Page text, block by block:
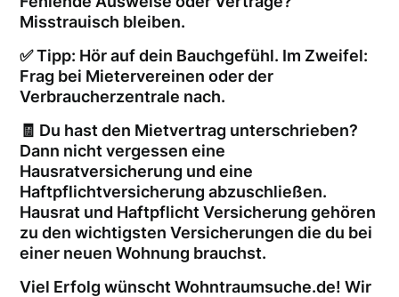
Misstrauisch bleiben.
✅ Tipp: Hör auf dein Bauchgefühl. Im Zweifel:
Frag bei Mietervereinen oder der
Verbraucherzentrale nach.
🧾 Du hast den Mietvertrag unterschrieben?
Dann nicht vergessen eine
Hausratversicherung und eine
Haftpflichtversicherung abzuschließen.
Hausrat und Haftpflicht Versicherung gehören
zu den wichtigsten Versicherungen die du bei
einer neuen Wohnung brauchst.
Viel Erfolg wünscht Wohntraumsuche.de! Wir